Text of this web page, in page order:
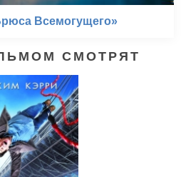
Всемогущего»
СМОТРЯТ